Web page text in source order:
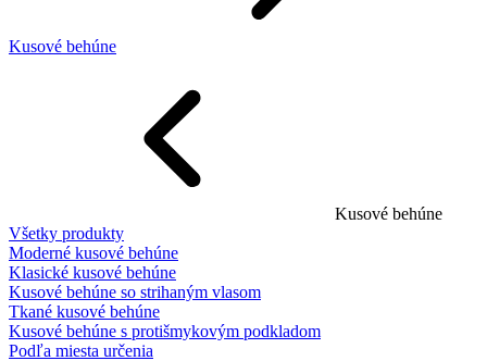
Kusové behúne
Kusové behúne
Všetky produkty
Moderné kusové behúne
Klasické kusové behúne
Kusové behúne so strihaným vlasom
Tkané kusové behúne
Kusové behúne s protišmykovým podkladom
Podľa miesta určenia